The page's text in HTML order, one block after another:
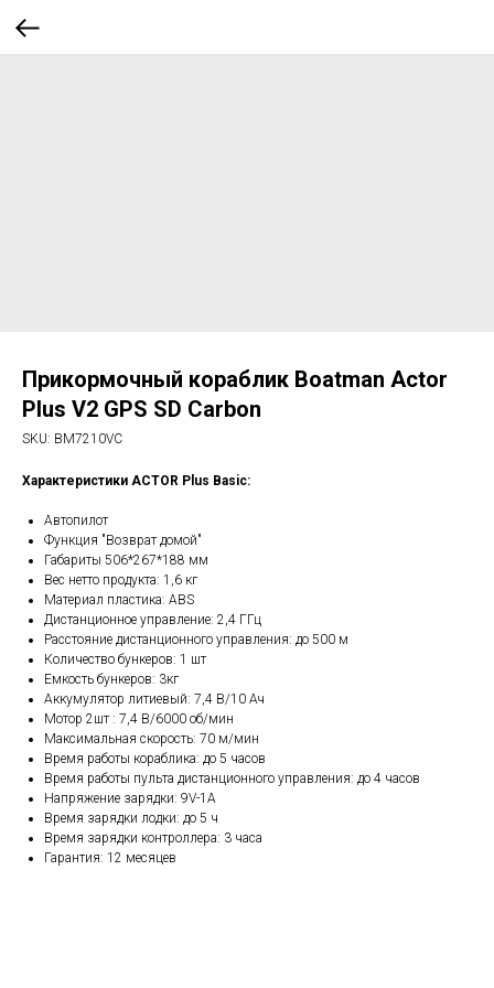
Прикормочный кораблик Boatman Actor
Plus V2 GPS SD Carbon
SKU: BM7210VC
Характеристики ACTOR Plus Basic:
Автопилот
Функция "Возврат домой"
Габариты 506*267*188 мм
Вес нетто продукта: 1,6 кг
Материал пластика: ABS
Дистанционное управление: 2,4 ГГц
Расстояние дистанционного управления: до 500 м
Количество бункеров: 1 шт
Емкость бункеров: 3кг
Аккумулятор литиевый: 7,4 В/10 Ач
Мотор 2шт : 7,4 В/6000 об/мин
Максимальная скорость: 70 м/мин
Время работы кораблика: до 5 часов
Время работы пульта дистанционного управления: до 4 часов
Напряжение зарядки: 9V-1A
Время зарядки лодки: до 5 ч
Время зарядки контроллера: 3 часа
Гарантия: 12 месяцев